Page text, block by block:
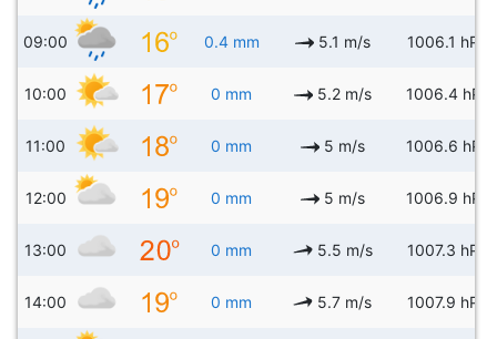
09:00 0.4 mm 5.1 m/s 1006.1 hPa
10:00 0 mm 5.2 m/s 1006.4 hPa
11:00 0 mm 5 m/s 1006.6 hPa
12:00 0 mm 5 m/s 1006.9 hPa
13:00 0 mm 5.5 m/s 1007.3 hPa
14:00 0 mm 5.7 m/s 1007.9 hPa